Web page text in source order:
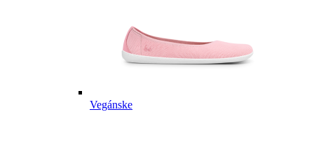
Vegánske